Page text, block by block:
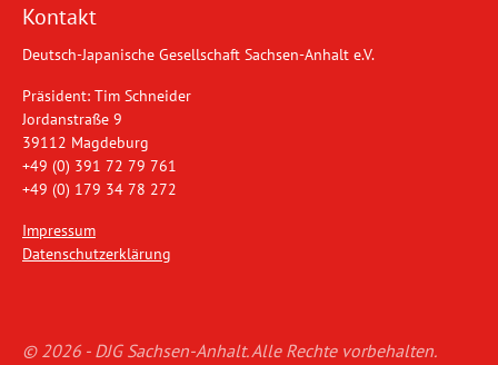
Kontakt
Deutsch-Japanische Gesellschaft Sachsen-Anhalt e.V.
Präsident: Tim Schneider
Jordanstraße 9
39112 Magdeburg
+49 (0) 391 72 79 761
+49 (0) 179 34 78 272
Impressum
Datenschutzerklärung
© 2026 - DJG Sachsen-Anhalt. Alle Rechte vorbehalten.